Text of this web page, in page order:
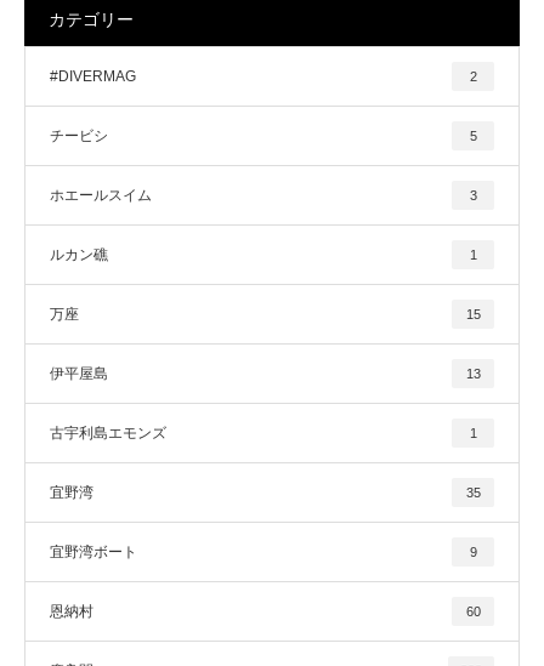
カテゴリー
#DIVERMAG 2
チービシ 5
ホエールスイム 3
ルカン礁 1
万座 15
伊平屋島 13
古宇利島エモンズ 1
宜野湾 35
宜野湾ボート 9
恩納村 60